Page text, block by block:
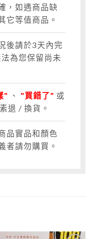
，如遇商品缺
它等值商品。
後請於3天內完
為您保留尚未
" 、 "買錯了" 或
退 / 換貨。
品實品和顏色
者請勿購買。